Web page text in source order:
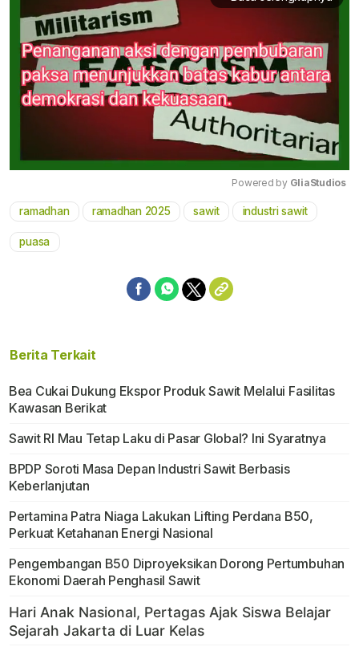
Mute
Powered by GliaStudios
ramadhan ramadhan 2025 sawit industri sawit
puasa
Berita Terkait
Bea Cukai Dukung Ekspor Produk Sawit Melalui Fasilitas
Kawasan Berikat
Sawit RI Mau Tetap Laku di Pasar Global? Ini Syaratnya
BPDP Soroti Masa Depan Industri Sawit Berbasis
Keberlanjutan
Pertamina Patra Niaga Lakukan Lifting Perdana B50,
Perkuat Ketahanan Energi Nasional
Pengembangan B50 Diproyeksikan Dorong Pertumbuhan
Ekonomi Daerah Penghasil Sawit